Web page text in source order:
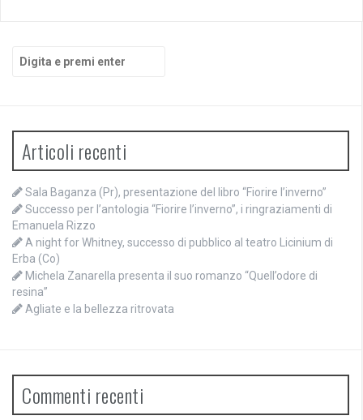
Articoli recenti
Sala Baganza (Pr), presentazione del libro “Fiorire l’inverno”
Successo per l’antologia “Fiorire l’inverno”, i ringraziamenti di
Emanuela Rizzo
A night for Whitney, successo di pubblico al teatro Licinium di
Erba (Co)
Michela Zanarella presenta il suo romanzo “Quell’odore di
resina”
Agliate e la bellezza ritrovata
Commenti recenti